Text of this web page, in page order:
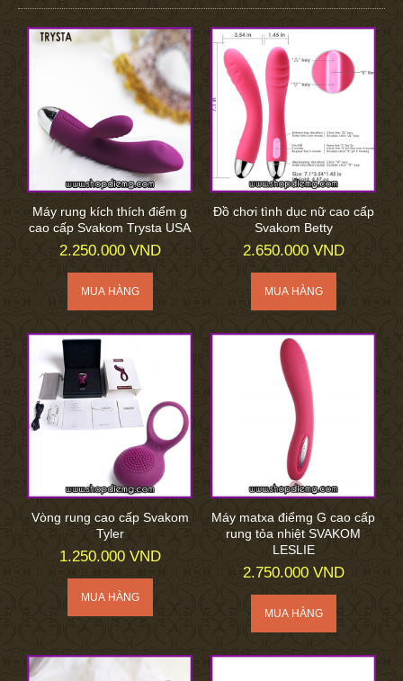
Máy rung kích thích điểm g
cao cấp Svakom Trysta USA
2.250.000 VND
Đồ chơi tình dục nữ cao cấp
Svakom Betty
2.650.000 VND
Vòng rung cao cấp Svakom
Tyler
1.250.000 VND
Máy matxa điểmg G cao cấp
rung tỏa nhiệt SVAKOM
LESLIE
2.750.000 VND